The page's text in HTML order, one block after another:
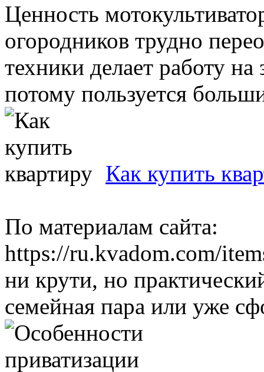
Ценность
огородников трудно
техники делает работу на
потому пользуется
Как купить
По материалам сайта:
https://ru.kvadom.com/
ни крути, но
семейная пара или уже